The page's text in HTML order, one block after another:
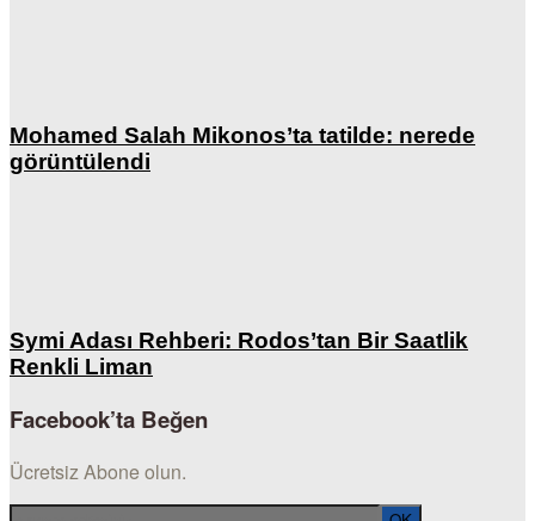
Mohamed Salah Mikonos’ta tatilde: nerede
görüntülendi
Symi Adası Rehberi: Rodos’tan Bir Saatlik
Renkli Liman
Facebook’ta Beğen
Ücretsiz Abone olun.